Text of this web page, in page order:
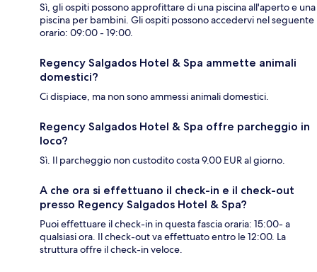
Sì, gli ospiti possono approfittare di una piscina all'aperto e una
piscina per bambini. Gli ospiti possono accedervi nel seguente
orario: 09:00 - 19:00.
Regency Salgados Hotel & Spa ammette animali
domestici?
Ci dispiace, ma non sono ammessi animali domestici.
Regency Salgados Hotel & Spa offre parcheggio in
loco?
Sì. Il parcheggio non custodito costa 9.00 EUR al giorno.
A che ora si effettuano il check-in e il check-out
presso Regency Salgados Hotel & Spa?
Puoi effettuare il check-in in questa fascia oraria: 15:00- a
qualsiasi ora. Il check-out va effettuato entro le 12:00. La
struttura offre il check-in veloce.